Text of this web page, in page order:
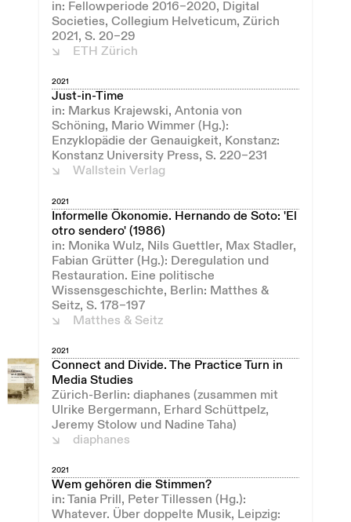
in: Fellowperiode 2016–2020, Digital
Societies, Collegium Helveticum, Zürich
2021, S. 20–29
ETH Zürich
2021
Just-in-Time
in: Markus Krajewski, Antonia von
Schöning, Mario Wimmer (Hg.):
Enzyklopädie der Genauigkeit, Konstanz:
Konstanz University Press, S. 220–231
Wallstein Verlag
2021
Informelle Ökonomie. Hernando de Soto: 'El
otro sendero' (1986)
in: Monika Wulz, Nils Guettler, Max Stadler,
Fabian Grütter (Hg.): Deregulation und
Restauration. Eine politische
Wissensgeschichte, Berlin: Matthes &
Seitz, S. 178–197
Matthes & Seitz
2021
Connect and Divide. The Practice Turn in
Media Studies
Zürich-Berlin: diaphanes (zusammen mit
Ulrike Bergermann, Erhard Schüttpelz,
Jeremy Stolow und Nadine Taha)
diaphanes
2021
Wem gehören die Stimmen?
in: Tania Prill, Peter Tillessen (Hg.):
Whatever. Über doppelte Musik, Leipzig: